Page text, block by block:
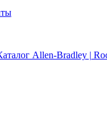
Allen-Bradley |